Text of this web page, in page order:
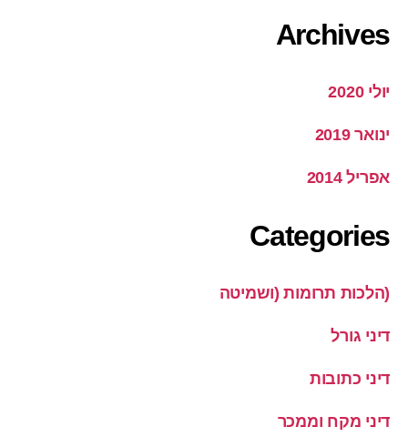
Archives
יולי 2020
ינואר 2019
אפריל 2014
Categories
(הלכות תרומות (ושמיטה
דיני גורל
דיני כתובות
דיני מקח וממכר